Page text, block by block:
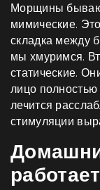
Морщины
мимические.
складка между
мы хмуримся.
статические.
лицо
лечится
стимуляции